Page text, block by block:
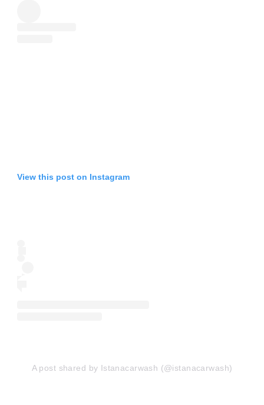
View this post on Instagram
A post shared by Istanacarwash (@istanacarwash)